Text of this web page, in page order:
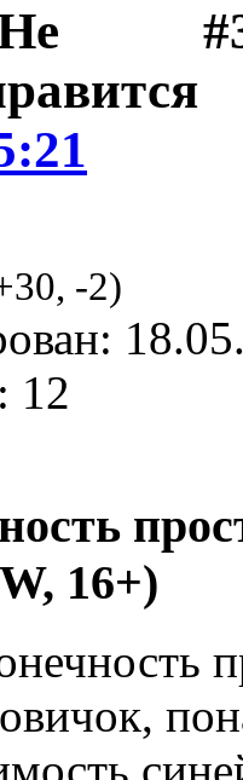
, -2)
12
16+)